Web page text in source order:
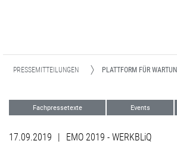
PRESSEMITTEILUNGEN PLATTFORM FÜR
Fachpressetexte Events
17.09.2019 | EMO 2019 - WERKBLiQ